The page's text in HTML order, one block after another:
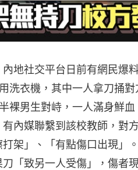
地社交平台日前有網民爆
洗衣機，其中一人拿刀捅
裸男生對峙，一人滿身鮮血
內媒聯繫到該校教師，對
架」、「有點傷口出現」
「致另一人受傷」，傷者